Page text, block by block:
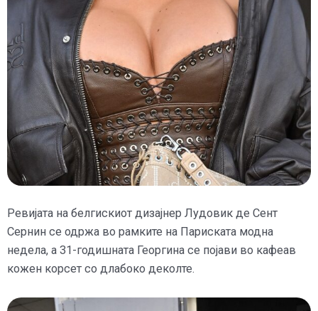
Ревијата на белгискиот дизајнер Лудовик де Сент
Сернин се одржа во рамките на Париската модна
недела, а 31-годишната Георгина се појави во кафеав
кожен корсет со длабоко деколте.